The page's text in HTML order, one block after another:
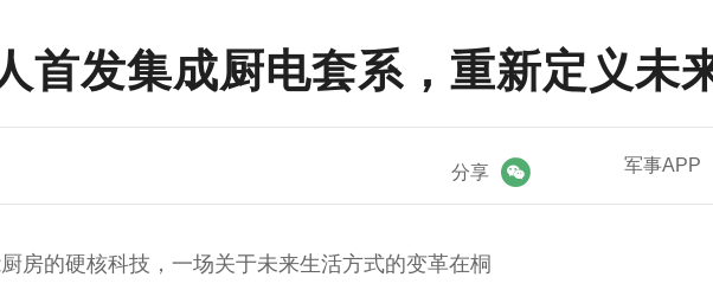
首发集成厨电套系，重新定义未
军事APP
分享
房的硬核科技，一场关于未来生活方式的变革在桐